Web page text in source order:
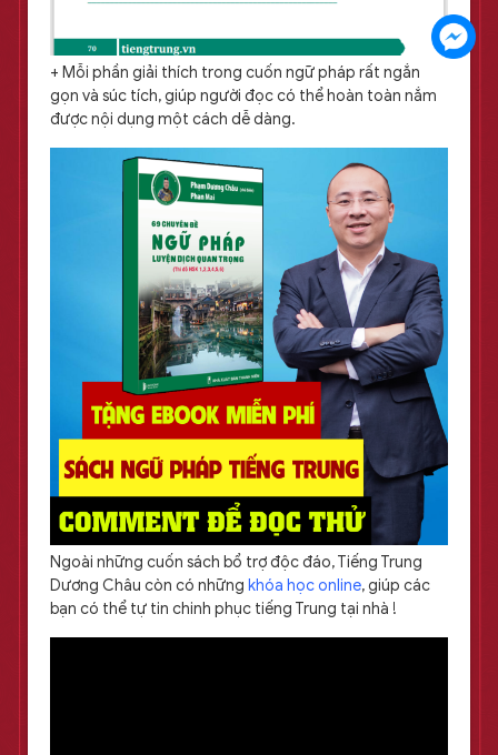
+ Mỗi phần giải thích trong cuốn ngữ pháp rất ngắn
gọn và súc tích, giúp người đọc có thể hoàn toàn nắm
được nội dụng một cách dễ dàng.
Ngoài những cuốn sách bổ trợ độc đáo, Tiếng Trung
Dương Châu còn có những khóa học online, giúp các
bạn có thể tự tin chinh phục tiếng Trung tại nhà !